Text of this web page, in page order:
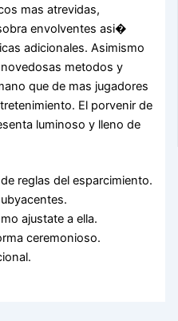
mas atrevidas,
envolventes asi�
adicionales. Asimismo
metodos y
que de mas jugadores
El porvenir de
luminoso y lleno de
reglas del esparcimiento.
ajustate a ella.
ceremonioso.